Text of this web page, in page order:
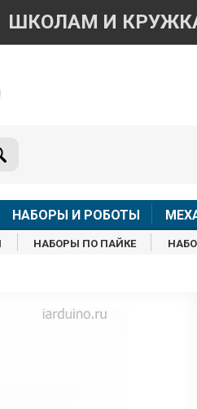
ШКОЛАМ И
НАБОРЫ И РОБОТЫ
НАБОРЫ ПО ПАЙКЕ
приобретения товара
+7 968 454 17 38
аудио сообщения не обслуживаются
Менеджер
shop@iarduino.ru
вопросам